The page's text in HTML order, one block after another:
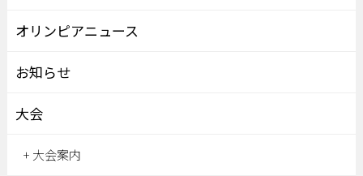
オリンピアニュース
お知らせ
大会
大会案内